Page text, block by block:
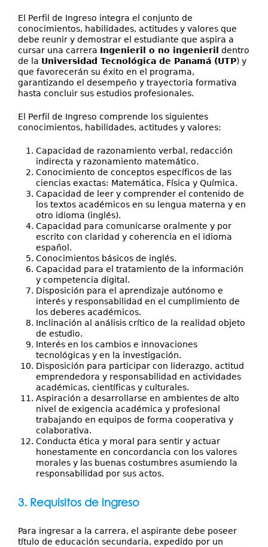
El Perfil de Ingreso integra el conjunto de
conocimientos, habilidades, actitudes y valores que
debe reunir y demostrar el estudiante que aspira a
cursar una carrera Ingenieril o no ingenieril
dentro
de la Universidad Tecnológica de Panamá (UTP) y
que favorecerán su éxito en el programa,
garantizando el desempeño y trayectoria formativa
hasta concluir sus estudios profesionales.
El Perfil de Ingreso comprende los siguientes
conocimientos, habilidades, actitudes y valores:
Capacidad de razonamiento verbal, redacción
indirecta y razonamiento matemático.
Conocimiento de conceptos específicos de las
ciencias exactas: Matemática, Física y Química.
Capacidad de leer y comprender el contenido de
los textos académicos en su lengua materna y en
otro idioma (inglés).
Capacidad para comunicarse oralmente y por
escrito con claridad y coherencia en el idioma
español.
Conocimientos básicos de inglés.
Capacidad para el tratamiento de la información
y competencia digital.
Disposición para el aprendizaje autónomo e
interés y responsabilidad en el cumplimiento de
los deberes académicos.
Inclinación al análisis crítico de la realidad objeto
de estudio.
Interés en los cambios e innovaciones
tecnológicas y en la investigación.
Disposición para participar con liderazgo, actitud
emprendedora y responsabilidad en actividades
académicas, científicas y culturales.
Aspiración a desarrollarse en ambientes de alto
nivel de exigencia académica y profesional
trabajando en equipos de forma cooperativa y
colaborativa.
Conducta ética y moral para sentir y actuar
honestamente en concordancia con los valores
morales y las buenas costumbres asumiendo la
responsabilidad por sus actos.
3. Requisitos de ingreso
Para ingresar a la carrera, el aspirante debe poseer
título de educación secundaria, expedido por un